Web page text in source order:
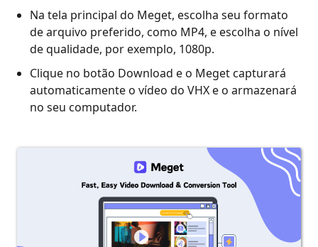
Na tela principal do Meget, escolha seu formato
de arquivo preferido, como MP4, e escolha o nível
de qualidade, por exemplo, 1080p.
Clique no botão Download e o Meget capturará
automaticamente o vídeo do VHX e o armazenará
no seu computador.